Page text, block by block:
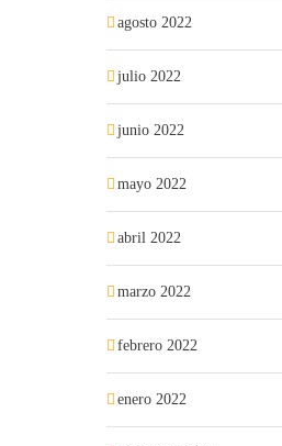
agosto 2022
julio 2022
junio 2022
mayo 2022
abril 2022
marzo 2022
febrero 2022
enero 2022